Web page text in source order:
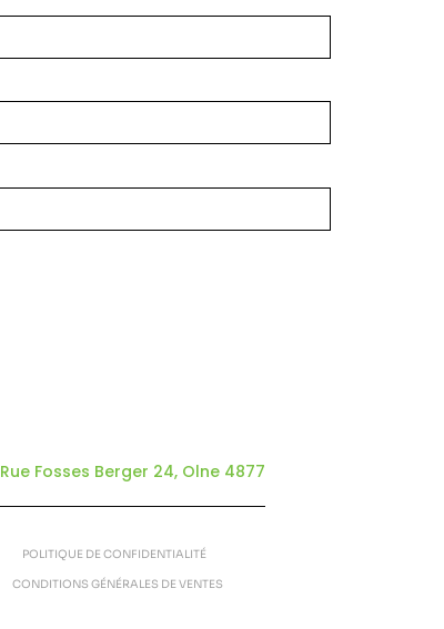
Rue Fosses Berger 24, Olne 4877
POLITIQUE DE CONFIDENTIALITÉ
CONDITIONS GÉNÉRALES DE VENTES